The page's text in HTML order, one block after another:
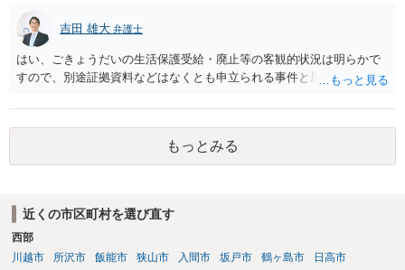
「福祉サービス運営適正化委員会」が設置されています。 認可保育所
はもちろんのこと、認可外の保育施設でも補助金を受けている施設
は、市や区、都道府県などの責任の範囲内にありますから、役所も相
談に応じなくてはなりません。
吉田 雄大 弁護士
はい、ごきょうだいの生活保護受給・廃止等の客観的状況は明らかで
すので、別途証拠資料などはなくとも申立られる事件と思います。
もっとみる
近くの市区町村を選び直す
西部
川越市
所沢市 飯能市 狭山市 入間市 坂戸市 鶴ヶ島市
日高市